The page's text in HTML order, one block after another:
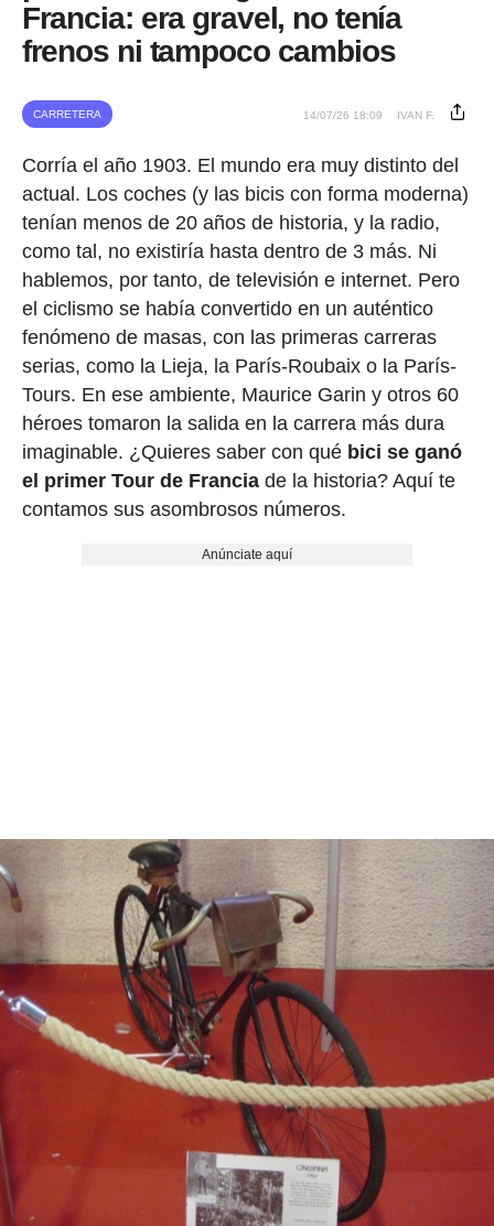
Francia: era gravel, no tenía
frenos ni tampoco cambios
CARRETERA 14/07/26 18:09 IVAN F.
Corría el año 1903. El mundo era muy distinto del
actual. Los coches (y las bicis con forma moderna)
tenían menos de 20 años de historia, y la radio,
como tal, no existiría hasta dentro de 3 más. Ni
hablemos, por tanto, de televisión e internet. Pero
el ciclismo se había convertido en un auténtico
fenómeno de masas, con las primeras carreras
serias, como la Lieja, la París-Roubaix o la París-
Tours. En ese ambiente, Maurice Garin y otros 60
héroes tomaron la salida en la carrera más dura
imaginable. ¿Quieres saber con qué bici se ganó
el primer Tour de Franciade la historia? Aquí te
contamos sus asombrosos números.
Anúnciate aquí